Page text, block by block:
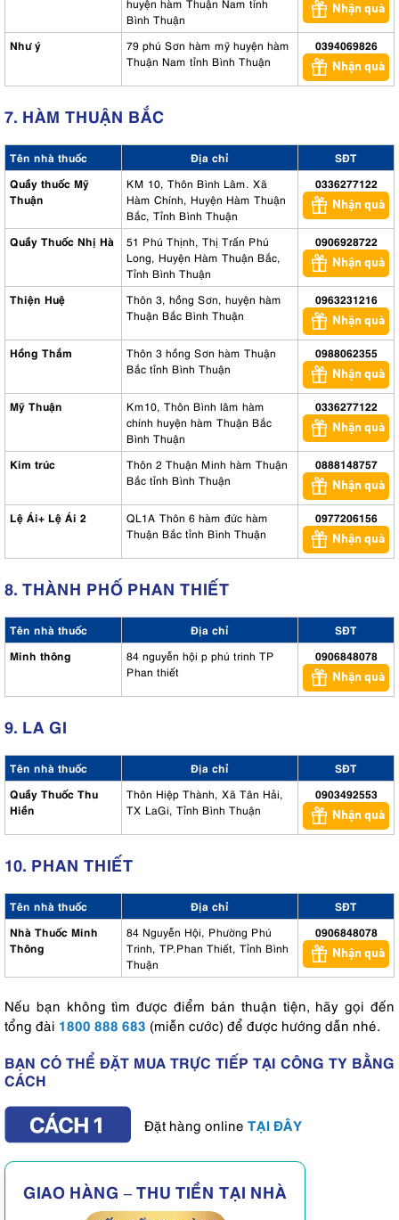
Bình Thuận
Nhận quà
Như ý
79 phú Sơn hàm mỹ huyện hàm
Thuận Nam tỉnh Bình Thuận
0394069826
Nhận quà
7. HÀM THUẬN BẮC
Tên nhà thuốc Địa chỉ
SĐT
Quầy thuốc Mỹ
Thuận
KM 10, Thôn Bình Lâm. Xã
Hàm Chính, Huyện Hàm Thuận
Bắc, Tỉnh Bình Thuận
0336277122
Nhận quà
Quầy Thuốc Nhị Hà
51 Phú Thịnh, Thị Trấn Phú
Long, Huyện Hàm Thuận Bắc,
Tỉnh Bình Thuận
0906928722
Nhận quà
Thiện Huệ
Thôn 3, hồng Sơn, huyện hàm
Thuận Bắc Bình Thuận
0963231216
Nhận quà
Hồng Thắm
Thôn 3 hồng Sơn hàm Thuận
Bắc tỉnh Bình Thuận
0988062355
Nhận quà
Mỹ Thuận
Km10, Thôn Bình lâm hàm
chính huyện hàm Thuận Bắc
Bình Thuận
0336277122
Nhận quà
Kim trúc
Thôn 2 Thuận Minh hàm Thuận
Bắc tỉnh Bình Thuận
0888148757
Nhận quà
Lệ Ái+ Lệ Ái 2
QL1A Thôn 6 hàm đức hàm
Thuận Bắc tỉnh Bình Thuận
0977206156
Nhận quà
8. THÀNH PHỐ PHAN THIẾT
Tên nhà thuốc Địa chỉ
SĐT
Minh thông
84 nguyễn hội p phú trinh TP
Phan thiết
0906848078
Nhận quà
9. LA GI
Tên nhà thuốc Địa chỉ
SĐT
Quầy Thuốc Thu
Hiền
Thôn Hiệp Thành, Xã Tân Hải,
TX LaGi, Tỉnh Bình Thuận
0903492553
Nhận quà
10. PHAN THIẾT
Tên nhà thuốc Địa chỉ
SĐT
Nhà Thuốc Minh
Thông
84 Nguyễn Hội, Phường Phú
Trinh, TP.Phan Thiết, Tỉnh Bình
Thuận
0906848078
Nhận quà
Nếu bạn không tìm được điểm bán thuận tiện, hãy gọi đến
tổng đài 1800 888 683 (miễn cước) để được hướng dẫn nhé.
BẠN CÓ THỂ ĐẶT MUA TRỰC TIẾP TẠI CÔNG TY BẰNG
CÁCH
Đặt hàng online TẠI ĐÂY
GIAO HÀNG – THU TIỀN TẠI NHÀ